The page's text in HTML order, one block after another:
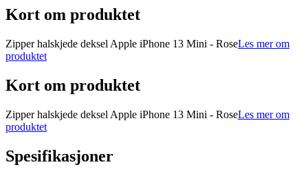
Kort om produktet
Zipper halskjede deksel Apple iPhone 13 Mini - RoseLes mer om
produktet
Kort om produktet
Zipper halskjede deksel Apple iPhone 13 Mini - RoseLes mer om
produktet
Spesifikasjoner